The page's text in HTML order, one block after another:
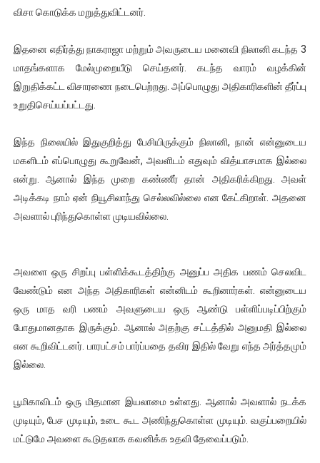
விசா கொடுக்க மறுத்துவிட்டனர்.
இதனை எதிர்த்து நாகராஜா மற்றும் அவருடைய மனைவி நிலானி கடந்த 3
மாதங்களாக மேல்முறையீடு செய்தனர். கடந்த வாரம் வழக்கின்
இறுதிக்கட்ட விசாரணை நடைபெற்றது. அப்பொழுது அதிகாரிகளின் தீர்ப்பு
உறுதிசெய்யப்பட்டது.
இந்த நிலையில் இதுகுறித்து பேசியிருக்கும் நிலானி, நான் என்னுடைய
மகளிடம் எப்பொழுது கூறுவேன், அவளிடம் எதுவும் வித்யாசமாக இல்லை
என்று. ஆனால் இந்த முறை கண்ணீர் தான் அதிகரிக்கிறது. அவள்
அடிக்கடி நாம் ஏன் நியூசிலாந்து செல்லவில்லை என கேட்கிறாள். அதனை
அவளால் புரிந்துகொள்ள முடியவில்லை.
அவளை ஒரு சிறப்பு பள்ளிக்கூடத்திற்கு அனுப்ப அதிக பணம் செலவிட
வேண்டும் என அந்த அதிகாரிகள் என்னிடம் கூறினார்கள். என்னுடைய
ஒரு மாத வரி பணம் அவளுடைய ஒரு ஆண்டு பள்ளிப்படிப்பிற்கும்
போதுமானதாக இருக்கும். ஆனால் அதற்கு சட்டத்தில் அனுமதி இல்லை
என கூறிவிட்டனர். பாரபட்சம் பார்ப்பதை தவிர இதில் வேறு எந்த அர்த்தமும்
இல்லை.
பூமிகாவிடம் ஒரு மிதமான இயலாமை உள்ளது. ஆனால் அவளால் நடக்க
முடியும், பேச முடியும், உடை கூட அணிந்துகொள்ள முடியும். வகுப்பறையில்
மட்டுமே அவளை கூடுதலாக கவனிக்க உதவி தேவைப்படும்.